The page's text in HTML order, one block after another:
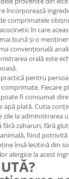
încorporează
comprimatele
în care
bună și o
convențională
orală este
pentru
Fiecare
fi consumat
plată. Cutia
la administrarea
fără zaharuri, fără
fiind
însă lecitină din
alergice la acest